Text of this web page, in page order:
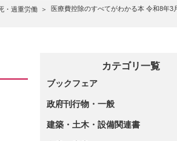
・過重労働
医療費控除のすべてがわかる本 令和8年3
カテゴリ一覧
ブックフェア
政府刊行物・一般
建築・土木・設備関連書